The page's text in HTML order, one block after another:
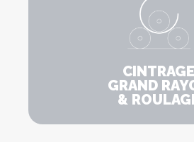
CINTRAGE
GRAND
&